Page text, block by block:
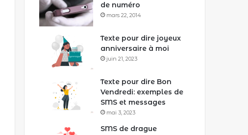
de numéro
mars 22, 2014
Texte pour dire joyeux
anniversaire à moi
juin 21, 2023
Texte pour dire Bon
Vendredi: exemples de
SMS et messages
mai 3, 2023
SMS de drague